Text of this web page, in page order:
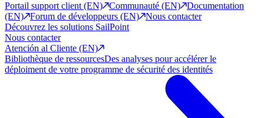
Portail support client (EN)
Communauté (EN)
Documentation
(EN)
Forum de développeurs (EN)
Nous contacter
Découvrez les solutions SailPoint
Nous contacter
Atención al Cliente (EN)
Bibliothèque de ressourcesDes analyses pour accélérer le
déploiment de votre programme de sécurité des identités